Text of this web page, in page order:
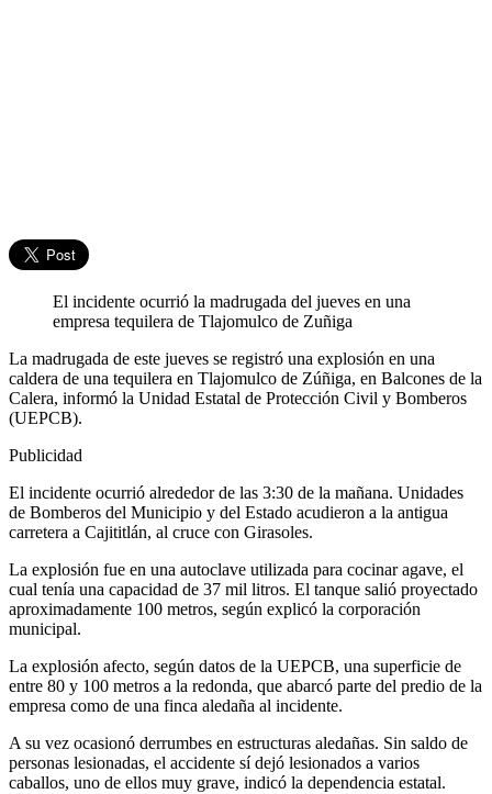
El incidente ocurrió la madrugada del jueves en una
empresa tequilera de Tlajomulco de Zuñiga
La madrugada de este jueves se registró una explosión en una
caldera de una tequilera en Tlajomulco de Zúñiga, en Balcones de la
Calera, informó la Unidad Estatal de Protección Civil y Bomberos
(UEPCB).
Publicidad
El incidente ocurrió alrededor de las 3:30 de la mañana. Unidades
de Bomberos del Municipio y del Estado acudieron a la antigua
carretera a Cajititlán, al cruce con Girasoles.
La explosión fue en una autoclave utilizada para cocinar agave, el
cual tenía una capacidad de 37 mil litros. El tanque salió proyectado
aproximadamente 100 metros, según explicó la corporación
municipal.
La explosión afecto, según datos de la UEPCB, una superficie de
entre 80 y 100 metros a la redonda, que abarcó parte del predio de la
empresa como de una finca aledaña al incidente.
A su vez ocasionó derrumbes en estructuras aledañas. Sin saldo de
personas lesionadas, el accidente sí dejó lesionados a varios
caballos, uno de ellos muy grave, indicó la dependencia estatal.